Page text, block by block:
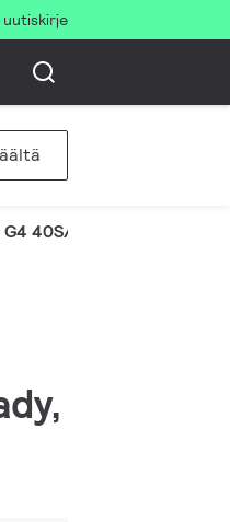
uutiskirje
G4 40S/830 WIA W60L60